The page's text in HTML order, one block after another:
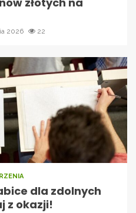
2026 22
dla zdolnych
z okazji!